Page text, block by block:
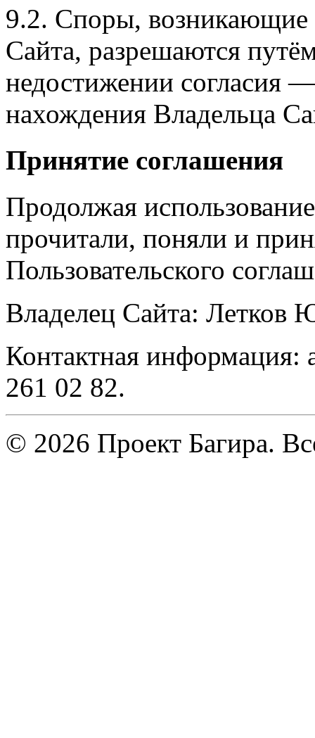
9.2. Споры, возникающие
Сайта, разрешаются
недостижении согласия
нахождения Владельца
Принятие соглашения
Продолжая
прочитали, поняли и
Пользовательского
Владелец Сайта: Летков
Контактная информация:
261 02 82.
© 2026 Проект Багира.